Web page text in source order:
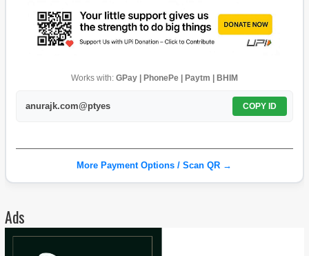
Works with: GPay | PhonePe | Paytm | BHIM
anurajk.com@ptyes COPY ID
More Payment Options / Scan QR →
Ads